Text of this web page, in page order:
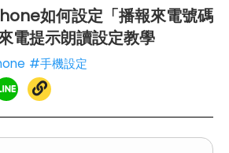
如何設定「播報來電號碼
電提示朗讀設定教學
#手機設定